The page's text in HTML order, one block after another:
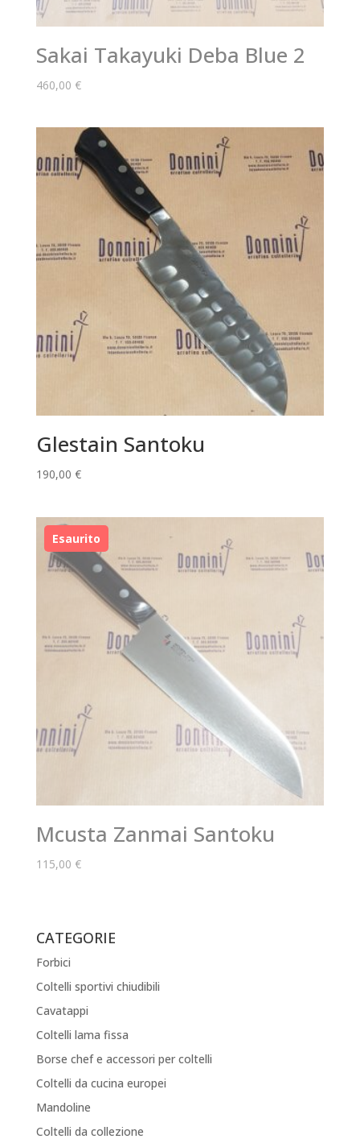
Sakai Takayuki Deba Blue 2
460,00 €
Glestain Santoku
190,00 €
Mcusta Zanmai Santoku
115,00 €
CATEGORIE
Forbici
Coltelli sportivi chiudibili
Cavatappi
Coltelli lama fissa
Borse chef e accessori per coltelli
Coltelli da cucina europei
Mandoline
Coltelli da collezione